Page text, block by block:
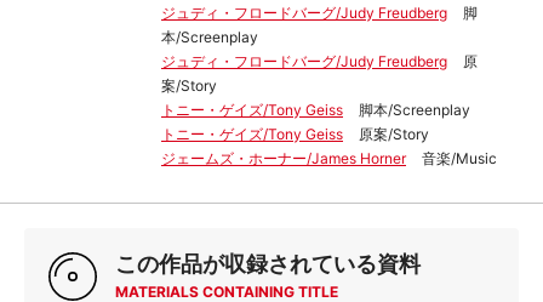
ジュディ・フロードバーグ/Judy Freudberg
脚
本/Screenplay
ジュディ・フロードバーグ/Judy Freudberg
原
案/Story
トニー・ゲイズ/Tony Geiss
脚本/Screenplay
トニー・ゲイズ/Tony Geiss
原案/Story
ジェームズ・ホーナー/James Horner
音楽/Music
この作品が収録されている資料
MATERIALS CONTAINING TITLE